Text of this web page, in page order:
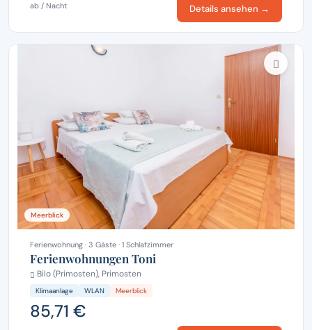
ab / Nacht Details ansehen →
Meerblick
Ferienwohnung · 3 Gäste · 1 Schlafzimmer
Ferienwohnungen Toni
Bilo (Primosten), Primosten
Klimaanlage WLAN Meerblick
85,71 €